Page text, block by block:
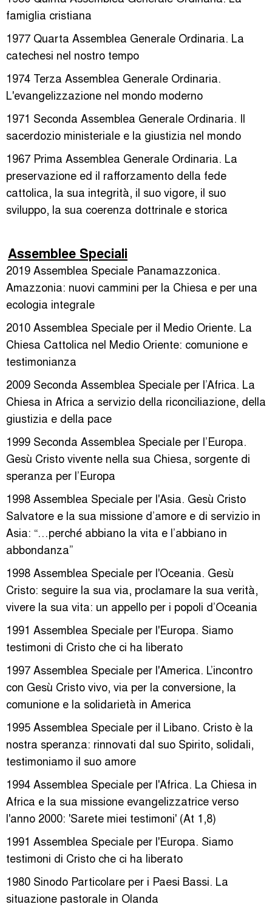
famiglia cristiana
1977 Quarta Assemblea Generale Ordinaria. La
catechesi nel nostro tempo
1974 Terza Assemblea Generale Ordinaria.
L'evangelizzazione nel mondo moderno
1971 Seconda Assemblea Generale Ordinaria. Il
sacerdozio ministeriale e la giustizia nel mondo
1967 Prima Assemblea Generale Ordinaria. La
preservazione ed il rafforzamento della fede
cattolica, la sua integrità, il suo vigore, il suo
sviluppo, la sua coerenza dottrinale e storica
Assemblee Speciali
2019 Assemblea Speciale Panamazzonica.
Amazzonia: nuovi cammini per la Chiesa e per una
ecologia integrale
2010 Assemblea Speciale per il Medio Oriente. La
Chiesa Cattolica nel Medio Oriente: comunione e
testimonianza
2009 Seconda Assemblea Speciale per l’Africa. La
Chiesa in Africa a servizio della riconciliazione, della
giustizia e della pace
1999 Seconda Assemblea Speciale per l’Europa.
Gesù Cristo vivente nella sua Chiesa, sorgente di
speranza per l’Europa
1998 Assemblea Speciale per l'Asia. Gesù Cristo
Salvatore e la sua missione d’amore e di servizio in
Asia: “…perché abbiano la vita e l’abbiano in
abbondanza”
1998 Assemblea Speciale per l'Oceania. Gesù
Cristo: seguire la sua via, proclamare la sua verità,
vivere la sua vita: un appello per i popoli d’Oceania
1991 Assemblea Speciale per l'Europa. Siamo
testimoni di Cristo che ci ha liberato
1997 Assemblea Speciale per l'America. L’incontro
con Gesù Cristo vivo, via per la conversione, la
comunione e la solidarietà in America
1995 Assemblea Speciale per il Libano. Cristo è la
nostra speranza: rinnovati dal suo Spirito, solidali,
testimoniamo il suo amore
1994 Assemblea Speciale per l'Africa. La Chiesa in
Africa e la sua missione evangelizzatrice verso
l'anno 2000: 'Sarete miei testimoni' (At 1,8)
1991 Assemblea Speciale per l'Europa. Siamo
testimoni di Cristo che ci ha liberato
1980 Sinodo Particolare per i Paesi Bassi. La
situazione pastorale in Olanda